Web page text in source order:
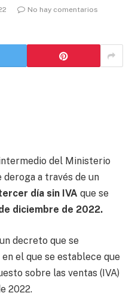
No hay comentarios
del Ministerio
deroga a través de un
día sin IVA que se
diciembre de 2022.
decreto que se
el que se establece que
sobre las ventas (IVA)
2022.